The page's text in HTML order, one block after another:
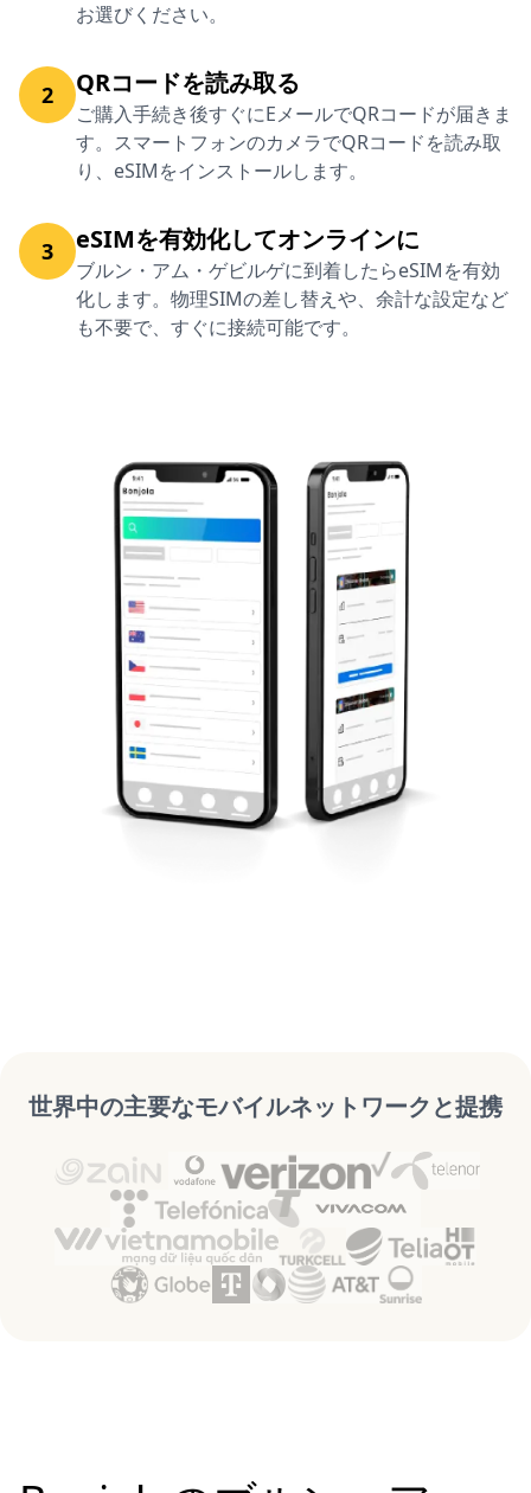
お選びください。
2 QRコードを読み取る
ご購入手続き後すぐにEメールでQRコードが届きま
す。スマートフォンのカメラでQRコードを読み取
り、eSIMをインストールします。
3 eSIMを有効化してオンラインに
ブルン・アム・ゲビルゲに到着したらeSIMを有効
化します。物理SIMの差し替えや、余計な設定など
も不要で、すぐに接続可能です。
世界中の主要なモバイルネットワークと提携